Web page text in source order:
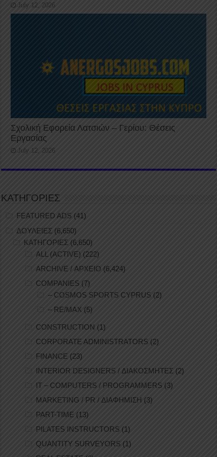
July 12, 2026
Σχολική Εφορεία Λατσιών – Γερίου: Θέσεις
Εργασίας
July 12, 2026
ΚΑΤΗΓΟΡΙΕΣ
FEATURED ADS (41)
ΔΟΥΛΕΙΕΣ (6,650)
ΚΑΤΗΓΟΡΙΕΣ (6,650)
ALL (ACTIVE) (222)
ARCHIVE / ΑΡΧΕΙΟ (6,424)
COMPANIES (7)
– COSMOS SPORTS CYPRUS (2)
– RE/MAX (5)
CONSTRUCTION (1)
CORPORATE ADMINISTRATORS (2)
FINANCE (23)
INTERIOR DESIGNERS / ΔΙΑΚΟΣΜΗΤΕΣ (2)
IT – COMPUTERS / PROGRAMMERS (3)
MARKETING / PR / ΔΙΑΦΗΜΙΣΗ (3)
PART-TIME (13)
PILATES INSTRUCTORS (1)
QUANTITY SURVEYORS (1)